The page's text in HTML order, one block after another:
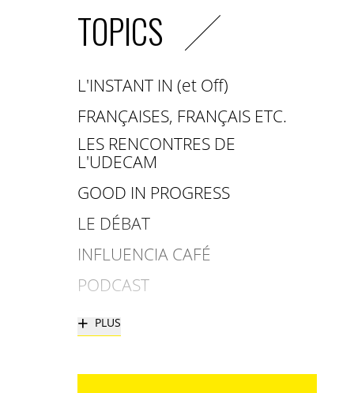
TOPICS
L'INSTANT IN (et Off)
FRANÇAISES, FRANÇAIS ETC.
LES RENCONTRES DE
L'UDECAM
GOOD IN PROGRESS
LE DÉBAT
INFLUENCIA CAFÉ
PODCAST
+ PLUS